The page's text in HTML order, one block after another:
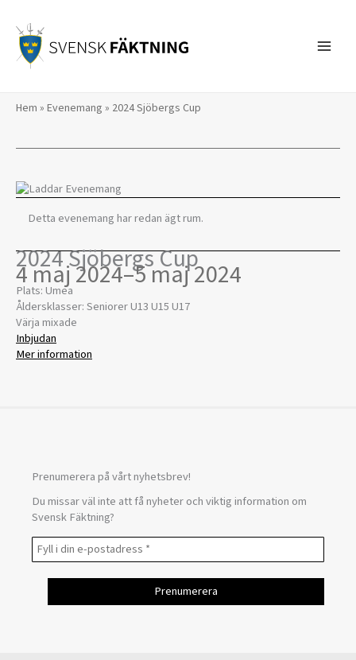
innehåll
Hem » Evenemang » 2024 Sjöbergs Cup
Detta evenemang har redan ägt rum.
2024 Sjöbergs Cup
4 maj 2024–5 maj 2024
Plats: Umea
Åldersklasser: Seniorer U13 U15 U17
Värja mixade
Inbjudan
Mer information
Prenumerera på vårt nyhetsbrev!
Du missar väl inte att få nyheter och viktig information om
Svensk Fäktning?